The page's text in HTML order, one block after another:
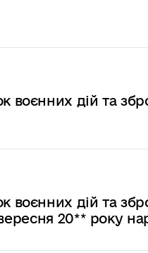
воєнних дій та
воєнних дій та
20** року